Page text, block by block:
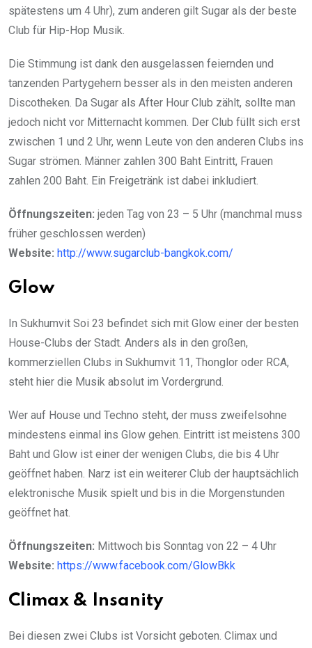
spätestens um 4 Uhr), zum anderen gilt Sugar als der beste
Club für Hip-Hop Musik.
Die Stimmung ist dank den ausgelassen feiernden und
tanzenden Partygehern besser als in den meisten anderen
Discotheken. Da Sugar als After Hour Club zählt, sollte man
jedoch nicht vor Mitternacht kommen. Der Club füllt sich erst
zwischen 1 und 2 Uhr, wenn Leute von den anderen Clubs ins
Sugar strömen. Männer zahlen 300 Baht Eintritt, Frauen
zahlen 200 Baht. Ein Freigetränk ist dabei inkludiert.
Öffnungszeiten: jeden Tag von 23 – 5 Uhr (manchmal muss
früher geschlossen werden)
Website: http://www.sugarclub-bangkok.com/
Glow
In Sukhumvit Soi 23 befindet sich mit Glow einer der besten
House-Clubs der Stadt. Anders als in den großen,
kommerziellen Clubs in Sukhumvit 11, Thonglor oder RCA,
steht hier die Musik absolut im Vordergrund.
Wer auf House und Techno steht, der muss zweifelsohne
mindestens einmal ins Glow gehen. Eintritt ist meistens 300
Baht und Glow ist einer der wenigen Clubs, die bis 4 Uhr
geöffnet haben. Narz ist ein weiterer Club der hauptsächlich
elektronische Musik spielt und bis in die Morgenstunden
geöffnet hat.
Öffnungszeiten: Mittwoch bis Sonntag von 22 – 4 Uhr
Website: https://www.facebook.com/GlowBkk
Climax & Insanity
Bei diesen zwei Clubs ist Vorsicht geboten. Climax und